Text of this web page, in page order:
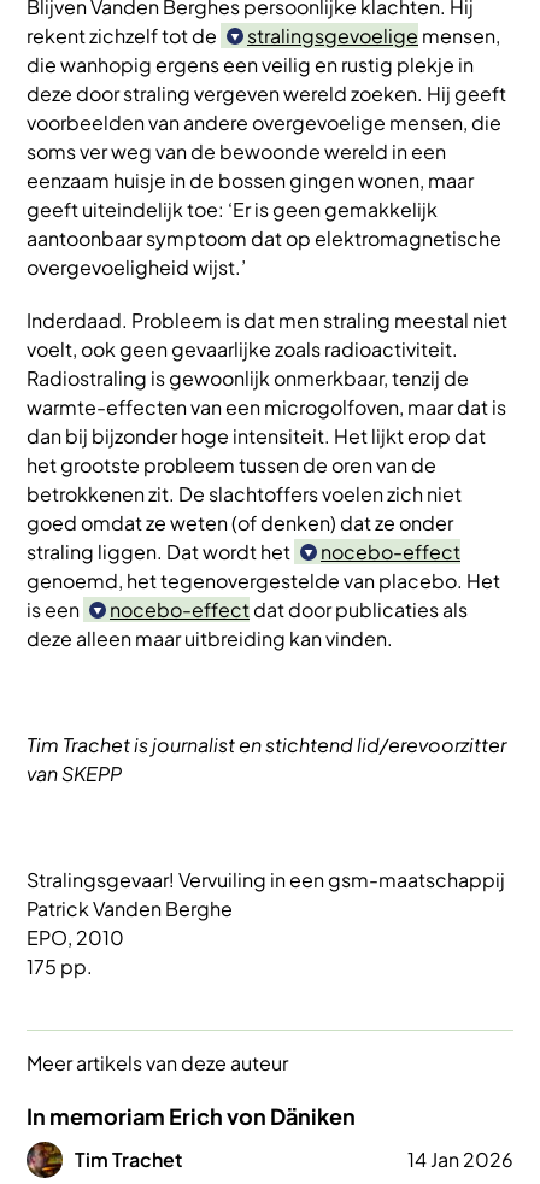
Blijven Vanden Berghes persoonlijke klachten. Hij
rekent zichzelf tot de
stralingsgevoelige mensen,
die wanhopig ergens een veilig en rustig plekje in
deze door straling vergeven wereld zoeken. Hij geeft
voorbeelden van andere overgevoelige mensen, die
soms ver weg van de bewoonde wereld in een
eenzaam huisje in de bossen gingen wonen, maar
geeft uiteindelijk toe: ‘Er is geen gemakkelijk
aantoonbaar symptoom dat op elektromagnetische
overgevoeligheid wijst.’
Inderdaad. Probleem is dat men straling meestal niet
voelt, ook geen gevaarlijke zoals radioactiviteit.
Radiostraling is gewoonlijk onmerkbaar, tenzij de
warmte-effecten van een microgolfoven, maar dat is
dan bij bijzonder hoge intensiteit. Het lijkt erop dat
het grootste probleem tussen de oren van de
betrokkenen zit. De slachtoffers voelen zich niet
goed omdat ze weten (of denken) dat ze onder
straling liggen. Dat wordt het
nocebo-effect
genoemd, het tegenovergestelde van placebo. Het
is een
nocebo-effectdat door publicaties als
deze alleen maar uitbreiding kan vinden.
Tim Trachet is journalist en stichtend lid/erevoorzitter
van SKEPP
Stralingsgevaar! Vervuiling in een gsm-maatschappij
Patrick Vanden Berghe
EPO, 2010
175 pp.
Meer artikels van deze auteur
In memoriam Erich von Däniken
Afbeelding
Tim Trachet 14 Jan 2026